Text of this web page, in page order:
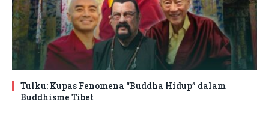
Tulku: Kupas Fenomena “Buddha Hidup” dalam
Buddhisme Tibet